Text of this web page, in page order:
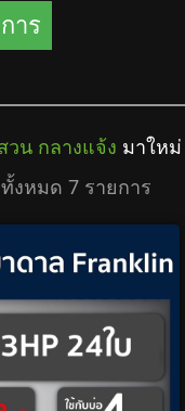
าร
วน กลางแจ้ง มาใหม่
งหมด 7 รายการ